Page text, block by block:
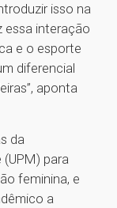
isso na
essa interação
e o esporte
diferencial
aponta
da
(UPM) para
feminina, e
a